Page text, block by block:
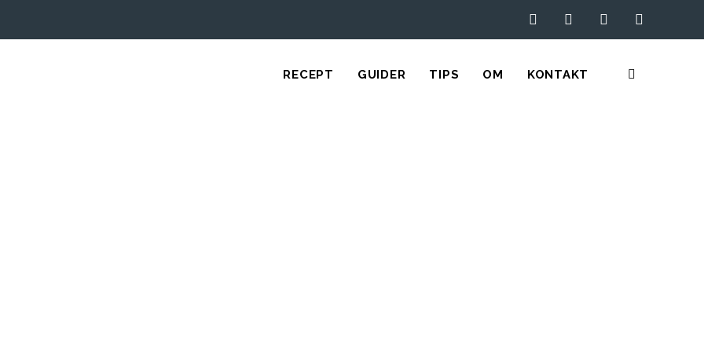
RECEPT GUIDER TIPS OM KONTAKT